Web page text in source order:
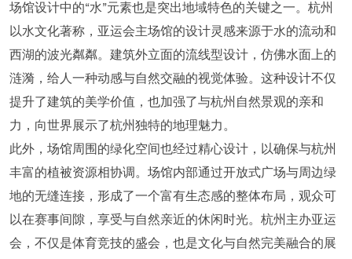
场馆设计中的“水”元素也是突出地域特色的关键之一。杭州
以水文化著称，亚运会主场馆的设计灵感来源于水的流动和
西湖的波光粼粼。建筑外立面的流线型设计，仿佛水面上的
涟漪，给人一种动感与自然交融的视觉体验。这种设计不仅
提升了建筑的美学价值，也加强了与杭州自然景观的亲和
力，向世界展示了杭州独特的地理魅力。
此外，场馆周围的绿化空间也经过精心设计，以确保与杭州
丰富的植被资源相协调。场馆内部通过开放式广场与周边绿
地的无缝连接，形成了一个富有生态感的整体布局，观众可
以在赛事间隙，享受与自然亲近的休闲时光。杭州主办亚运
会，不仅是体育竞技的盛会，也是文化与自然完美融合的展